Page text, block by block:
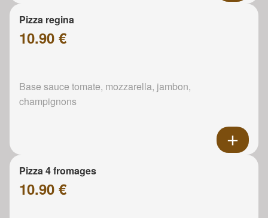
Pizza regina
10.90 €
Base sauce tomate, mozzarella, jambon,
champignons
Pizza 4 fromages
10.90 €